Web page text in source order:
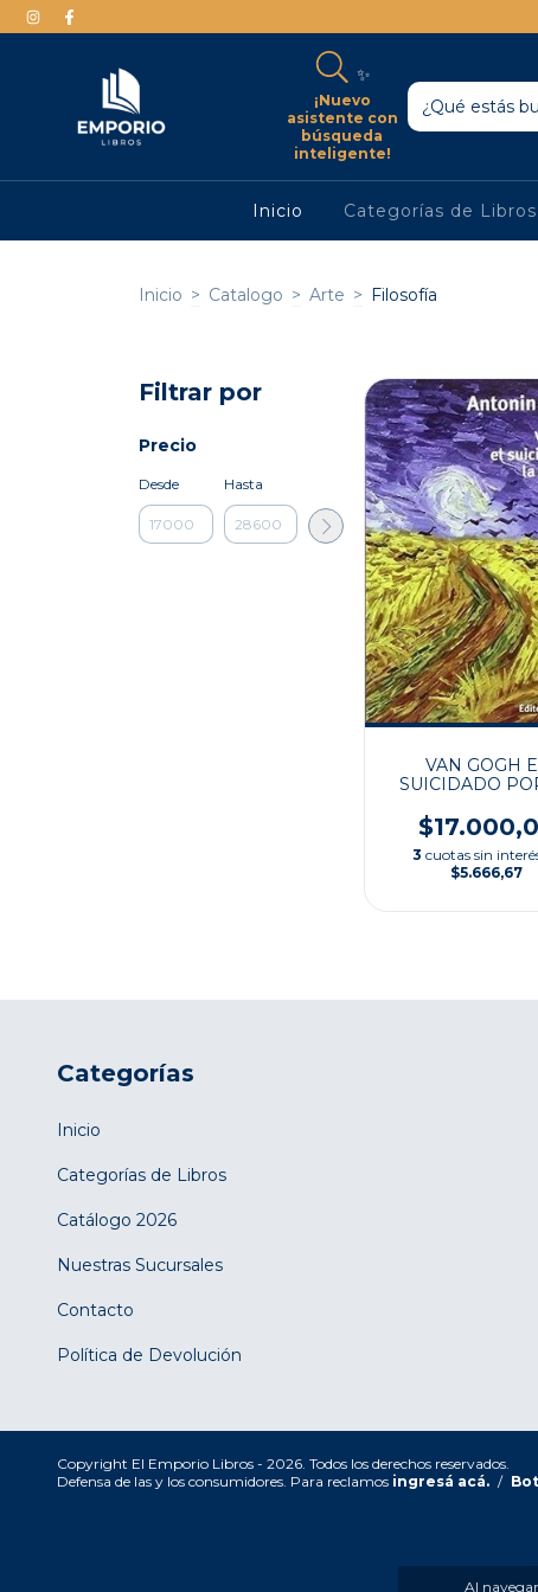
✨
¡Nuevo
asistente con
búsqueda
inteligente!
Inicio Categorías de Libros
Al
Inicio > Catalogo > Arte > Filosofía
Filtrar por
Precio
Desde Hasta
VAN GOGH
SUICIDADO
3 cuotas sin
$5.666,67
Categorías
Inicio
Categorías de Libros
Catálogo 2026
Nuestras Sucursales
Contacto
Política de Devolución
Copyright El Emporio Libros - 2026. Todos los derechos reservados.
Defensa de las y los consumidores. Para reclamos ingresá acá. /